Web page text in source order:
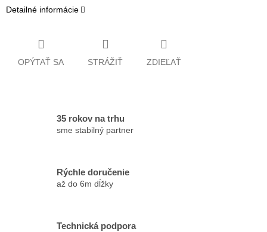
Detailné informácie
OPÝTAŤ SA STRÁŽIŤ ZDIEĽAŤ
35 rokov na trhu
sme stabilný partner
Rýchle doručenie
až do 6m dĺžky
Technická podpora